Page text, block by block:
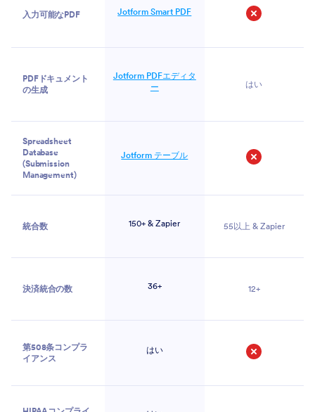
入力可能なPDF
Jotform Smart PDF
PDFドキュメント
の生成
Jotform PDFエディタ
ー
はい
Spreadsheet
Database
(Submission
Management)
Jotform テーブル
統合数 150+ & Zapier 55以上 & Zapier
決済統合の数 36+ 12+
第508条コンプラ
イアンス
はい